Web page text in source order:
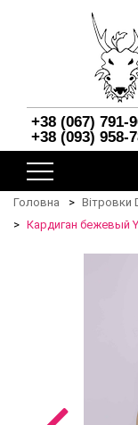
+38 (067) 791-
+38 (093) 958-
Головна Вітровки
Кардиган бежевый